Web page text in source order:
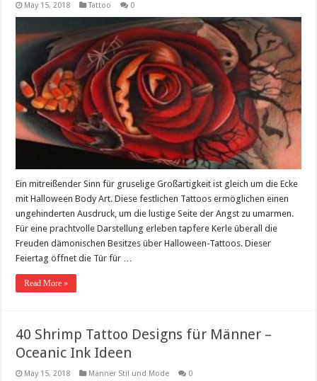
May 15, 2018 Tattoo 0
Ein mitreißender Sinn für gruselige Großartigkeit ist gleich um die Ecke
mit Halloween Body Art. Diese festlichen Tattoos ermöglichen einen
ungehinderten Ausdruck, um die lustige Seite der Angst zu umarmen.
Für eine prachtvolle Darstellung erleben tapfere Kerle überall die
Freuden dämonischen Besitzes über Halloween-Tattoos. Dieser
Feiertag öffnet die Tür für …
Read More »
40 Shrimp Tattoo Designs für Männer –
Oceanic Ink Ideen
May 15, 2018 Männer Stil und Mode 0